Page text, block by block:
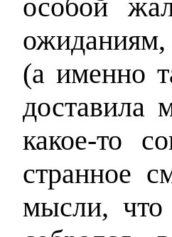
особой
(а именно
доставила
какое-то
странное
мысли, что